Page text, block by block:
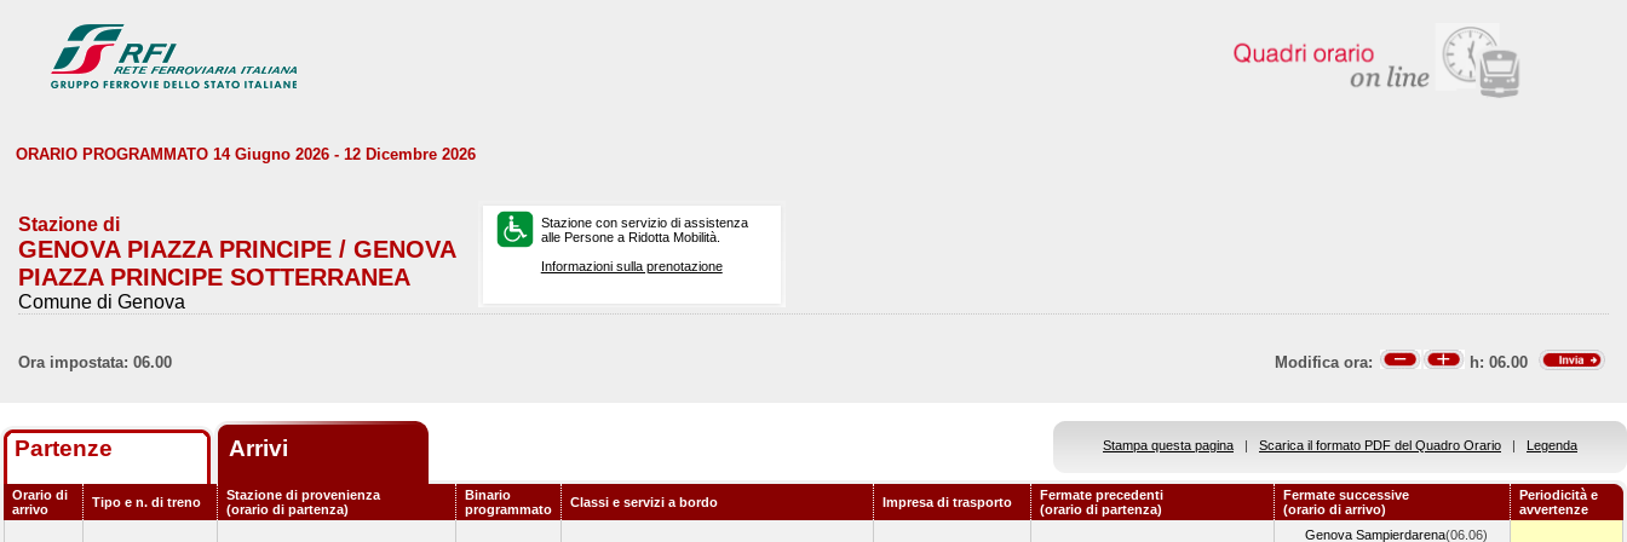
ORARIO PROGRAMMATO 14 Giugno 2026 - 12 Dicembre 2026
Stazione di
GENOVA PIAZZA PRINCIPE / GENOVA
PIAZZA PRINCIPE SOTTERRANEA
Comune di Genova
Stazione con servizio di assistenza
alle Persone a Ridotta Mobilità.
Informazioni sulla prenotazione
Ora impostata: 06.00 Modifica ora: h: 06.00
Partenze Arrivi Stampa questa pagina | Scarica il formato PDF del Quadro Orario | Legenda
Orario di
arrivo
Tipo e n. di treno
Stazione di provenienza
(orario di partenza)
Binario
programmato
Classi e servizi a bordo Impresa di trasporto
Fermate precedenti
(orario di partenza)
Fermate successive
(orario di arrivo)
Periodicità e
avvertenze
Genova Sampierdarena(06.06)